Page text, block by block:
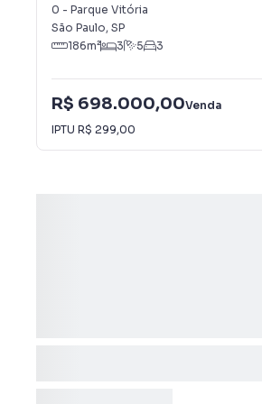
0 - Parque Vitória
São Paulo, SP
186m² 3 5 3
R$ 698.000,00Venda
IPTU R$ 299,00